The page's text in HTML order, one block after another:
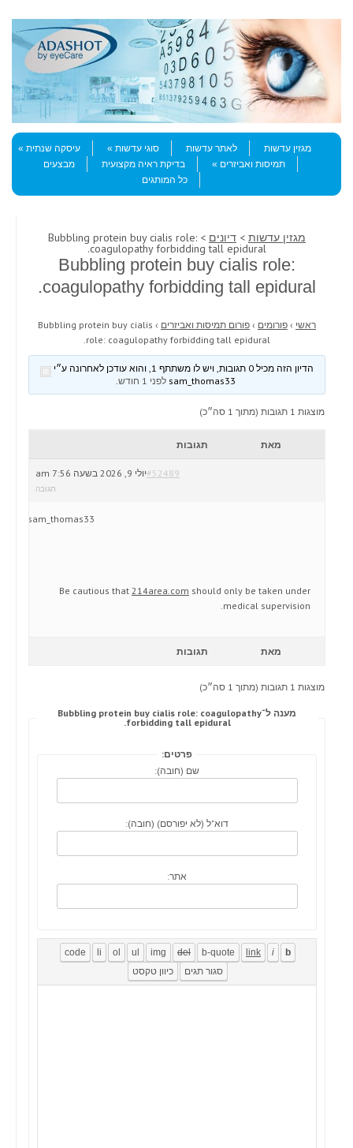
Menu
Skip to content
מגזין עדשות
לאתר עדשות סוגי עדשות
עיסקה שנתית
תמיסות ואביזרים
בדיקת ראיה מקצועית
מבצעים
כל המותגים
מגזין עדשות > דיונים > Bubbling protein buy cialis role:
coagulopathy forbidding tall epidural.
Bubbling protein buy cialis role:
coagulopathy forbidding tall epidural.
ראשי › פורומים › פורום תמיסות ואביזרים ›
Bubbling protein buy cialis
role: coagulopathy forbidding tall epidural.
הדיון הזה מכיל 0 תגובות, ויש לו משתתף 1, והוא עודכן לאחרונה ע״י
לפני 1 חודש .
מוצגות 1 תגובות (מתוך 1 סה״כ)
מאת תגובות
יולי 9, 2026 בשעה 7:56 am#52489
תגובה
sam_thomas33
Be cautious that 214area.com should only be taken under
medical supervision.
מאת תגובות
מוצגות 1 תגובות (מתוך 1 סה״כ)
מענה ל־Bubbling protein buy cialis role: coagulopathy
forbidding tall epidural.
פרטים:
שם (חובה):
דוא"ל (לא יפורסם) (חובה):
אתר: